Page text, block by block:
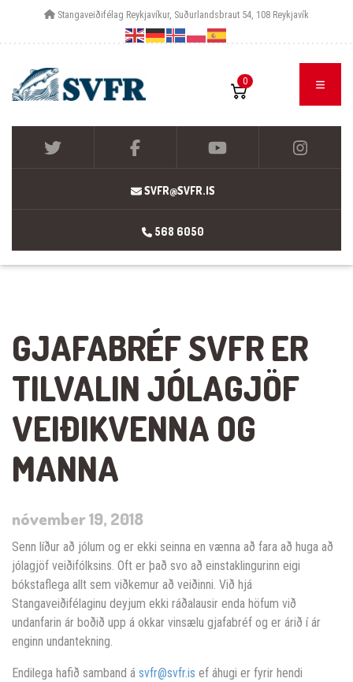
Stangaveiðifélag Reykjavíkur, Suðurlandsbraut 54, 108 Reykjavík
0
SVFR@SVFR.IS
568 6050
GJAFABRÉF SVFR ER
TILVALIN JÓLAGJÖF
VEIÐIKVENNA OG
MANNA
nóvember 19, 2018
Senn líður að jólum og er ekki seinna en vænna að fara að huga að
jólagjöf veiðifólksins. Oft er það svo að einstaklingurinn eigi
bókstaflega allt sem viðkemur að veiðinni. Við hjá
Stangaveiðifélaginu deyjum ekki ráðalausir enda höfum við
undanfarin ár boðið upp á okkar vinsælu gjafabréf og er árið í ár
enginn undantekning.
Endilega hafið samband á svfr@svfr.is ef áhugi er fyrir hendi